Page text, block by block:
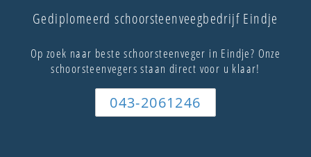
Gediplomeerd schoorsteenveegbedrijf Eindje
Op zoek naar beste schoorsteenveger in Eindje? Onze
schoorsteenvegers staan direct voor u klaar!
043-2061246